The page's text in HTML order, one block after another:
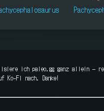
ich paleo.gg ganz allein —
Ko-Fi nach. Danke!